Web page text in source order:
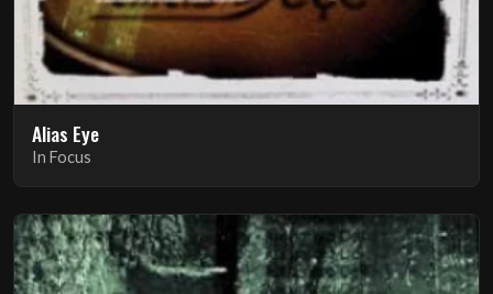
Alias Eye
In Focus